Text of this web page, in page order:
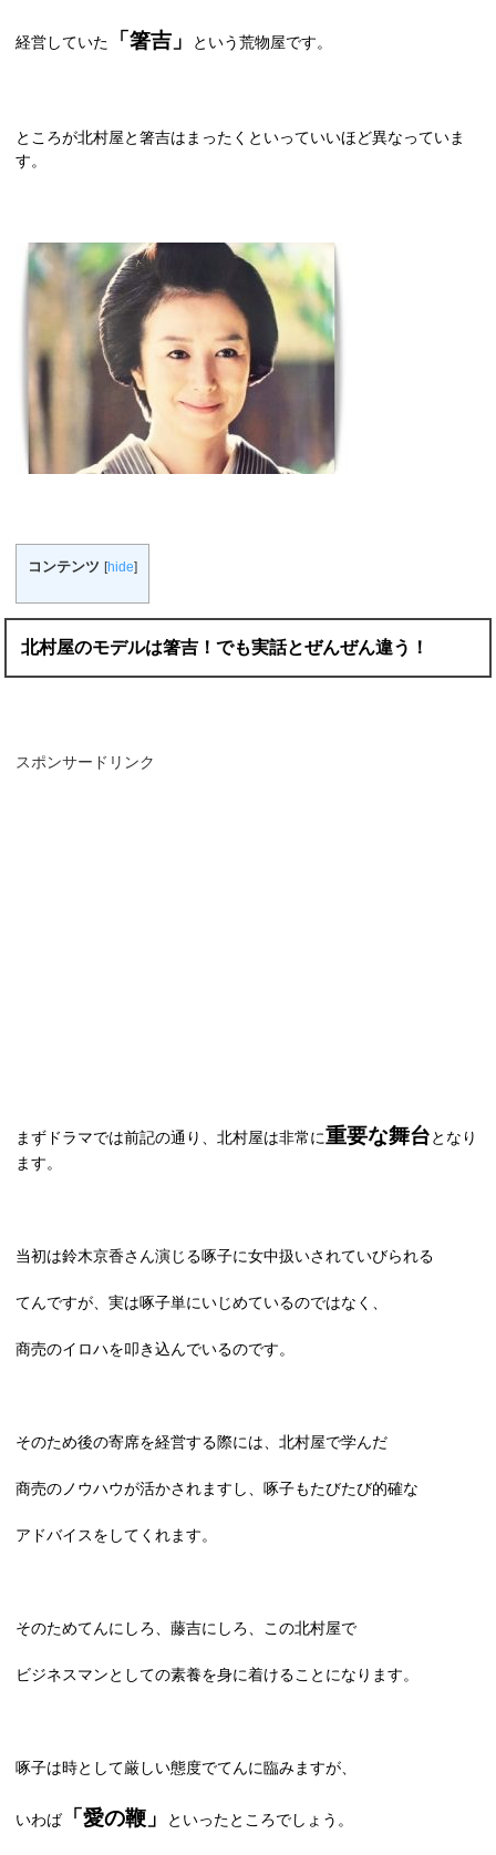
経営していた 「箸吉」 という荒物屋です。
ところが北村屋と箸吉はまったくといっていいほど異なっていま
す。
コンテンツ [hide]
北村屋のモデルは箸吉！でも実話とぜんぜん違う！
スポンサードリンク
まずドラマでは前記の通り、北村屋は非常に重要な舞台となり
ます。
当初は鈴木京香さん演じる啄子に女中扱いされていびられる
てんですが、実は啄子単にいじめているのではなく、
商売のイロハを叩き込んでいるのです。
そのため後の寄席を経営する際には、北村屋で学んだ
商売のノウハウが活かされますし、啄子もたびたび的確な
アドバイスをしてくれます。
そのためてんにしろ、藤吉にしろ、この北村屋で
ビジネスマンとしての素養を身に着けることになります。
啄子は時として厳しい態度でてんに臨みますが、
いわば「愛の鞭」 といったところでしょう。